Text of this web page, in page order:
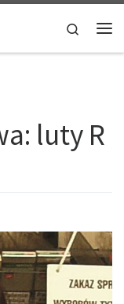
Search
luty R